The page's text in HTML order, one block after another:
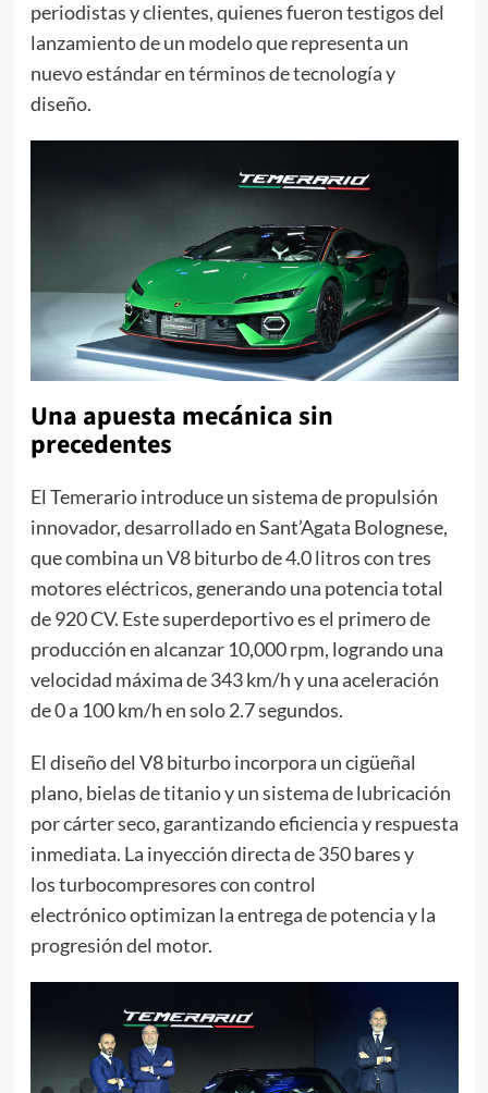
periodistas y clientes, quienes fueron testigos del
lanzamiento de un modelo que representa un
nuevo estándar en términos de tecnología y
diseño.
Una apuesta mecánica sin
precedentes
El Temerario introduce un sistema de propulsión
innovador, desarrollado en Sant’Agata Bolognese,
que combina un V8 biturbo de 4.0 litros con tres
motores eléctricos, generando una potencia total
de 920 CV. Este superdeportivo es el primero de
producción en alcanzar 10,000 rpm, logrando una
velocidad máxima de 343 km/h y una aceleración
de 0 a 100 km/h en solo 2.7 segundos.
El diseño del V8 biturbo incorpora un cigüeñal
plano, bielas de titanio y un sistema de lubricación
por cárter seco, garantizando eficiencia y respuesta
inmediata. La inyección directa de 350 bares y
los turbocompresores con control
electrónico optimizan la entrega de potencia y la
progresión del motor.